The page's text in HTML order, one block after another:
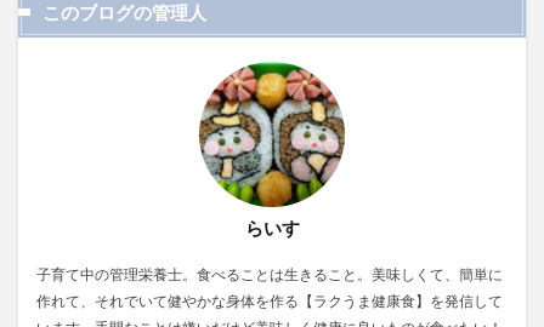
このブログの管理人
らいす
子育て中の管理栄養士。食べることは生きること。美味しくて、簡単に
作れて、それでいて健やかな身体を作る【ラクうま健康食】を発信して